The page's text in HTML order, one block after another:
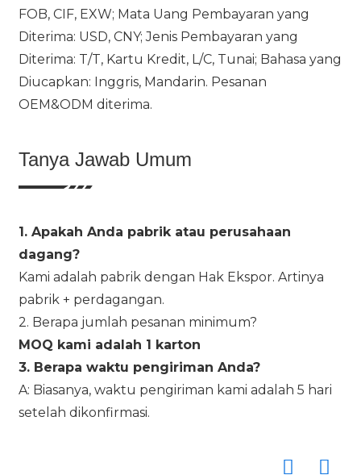
FOB, CIF, EXW; Mata Uang Pembayaran yang
Diterima: USD, CNY; Jenis Pembayaran yang
Diterima: T/T, Kartu Kredit, L/C, Tunai; Bahasa yang
Diucapkan: Inggris, Mandarin. Pesanan
OEM&ODM diterima.
Tanya Jawab Umum
1. Apakah Anda pabrik atau perusahaan
dagang?
Kami adalah pabrik dengan Hak Ekspor. Artinya
pabrik + perdagangan.
2. Berapa jumlah pesanan minimum?
MOQ kami adalah 1 karton
3. Berapa waktu pengiriman Anda?
A: Biasanya, waktu pengiriman kami adalah 5 hari
setelah dikonfirmasi.